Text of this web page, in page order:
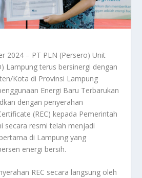
2024 – PT PLN (Persero) Unit
Lampung terus bersinergi dengan
Kota di Provinsi Lampung
Energi Baru Terbarukan
dengan penyerahan
(REC) kepada Pemerintah
secara resmi telah menjadi
di Lampung yang
energi bersih.
REC secara langsung oleh